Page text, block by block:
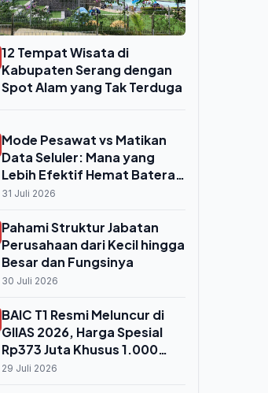
12 Tempat Wisata di
Kabupaten Serang dengan
Spot Alam yang Tak Terduga
Mode Pesawat vs Matikan
Data Seluler: Mana yang
Lebih Efektif Hemat Baterai
HP?
31 Juli 2026
Pahami Struktur Jabatan
Perusahaan dari Kecil hingga
Besar dan Fungsinya
30 Juli 2026
BAIC T1 Resmi Meluncur di
GIIAS 2026, Harga Spesial
Rp373 Juta Khusus 1.000
Konsumen Perdana
29 Juli 2026